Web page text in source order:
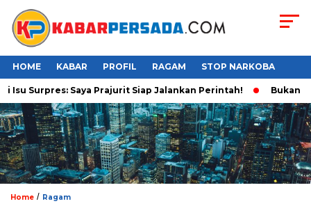
HOME KABAR PROFIL RAGAM STOP NARKOBA
Surpres: Saya Prajurit Siap Jalankan Perintah! Bukan
Home / Ragam